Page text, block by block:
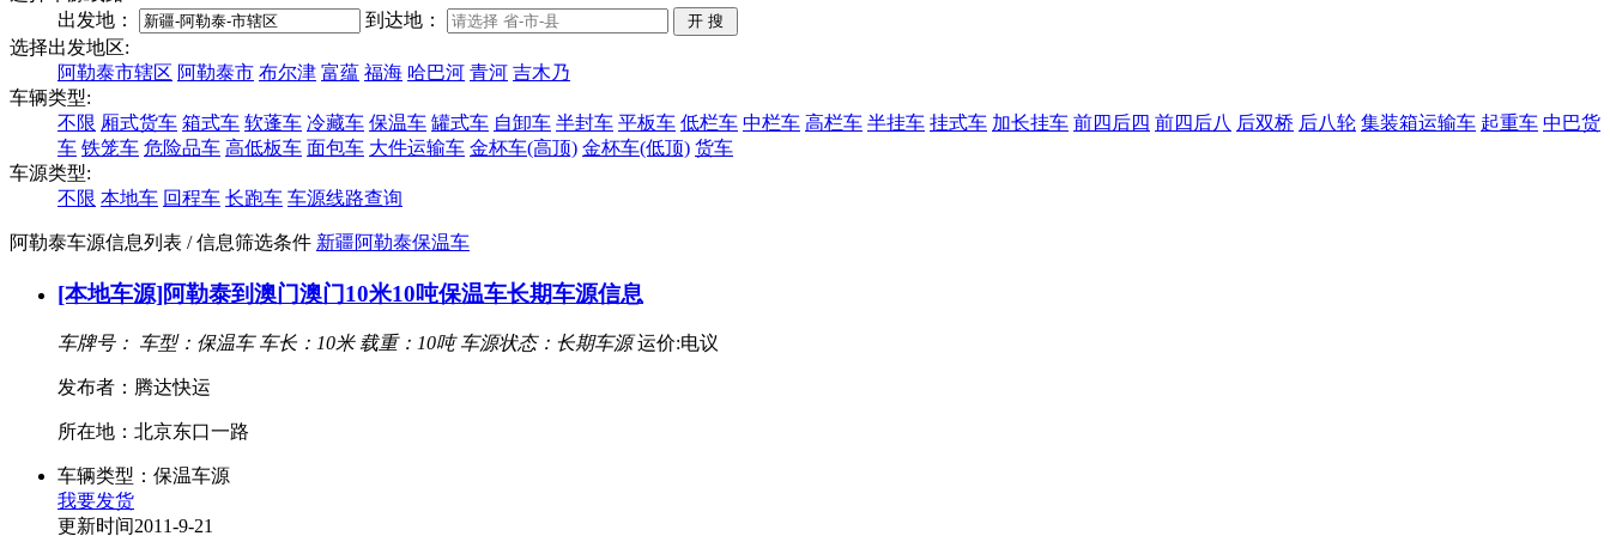
出发地：
到达地：
选择出发地区:
阿勒泰市辖区 阿勒泰市 布尔津 富蕴 福海 哈巴河 青河 吉木乃
车辆类型:
不限 厢式货车 箱式车 软蓬车 冷藏车 保温车 罐式车 自卸车 半封车 平板车 低栏车 中栏车 高栏车 半挂车 挂式车 加长挂车 前四后四 前四后八 后双桥 后八轮 集装箱运输车 起重车 中巴货
车 铁笼车 危险品车 高低板车 面包车 大件运输车 金杯车(高顶) 金杯车(低顶) 货车
车源类型:
不限 本地车 回程车 长跑车 车源线路查询
阿勒泰车源信息列表 / 信息筛选条件 新疆阿勒泰保温车
[本地车源]阿勒泰到澳门澳门10米10吨保温车长期车源信息
车牌号： 车型：保温车 车长：10米 载重：10吨 车源状态：长期车源运价:电议
发布者：腾达快运
所在地：北京东口一路
车辆类型：保温车源
我要发货
更新时间2011-9-21